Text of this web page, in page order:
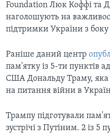
Foundation Люк Коффі та
наголошують на
підтримки України з
Раніше даний центр
пам'ятку із 5-ти пунктів
США Дональду Траму, яка
на питання війни в
Трампу підготували
зустрічі з Путіним. 2 із 5